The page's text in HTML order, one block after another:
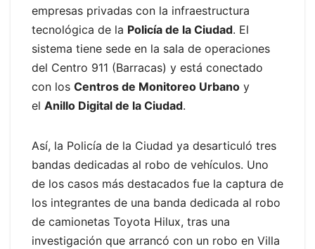
empresas privadas con la infraestructura
tecnológica de la Policía de la Ciudad. El
sistema tiene sede en la sala de operaciones
del Centro 911 (Barracas) y está conectado
con los Centros de Monitoreo Urbano y
el Anillo Digital de la Ciudad.
Así, la Policía de la Ciudad ya desarticuló tres
bandas dedicadas al robo de vehículos. Uno
de los casos más destacados fue la captura de
los integrantes de una banda dedicada al robo
de camionetas Toyota Hilux, tras una
investigación que arrancó con un robo en Villa